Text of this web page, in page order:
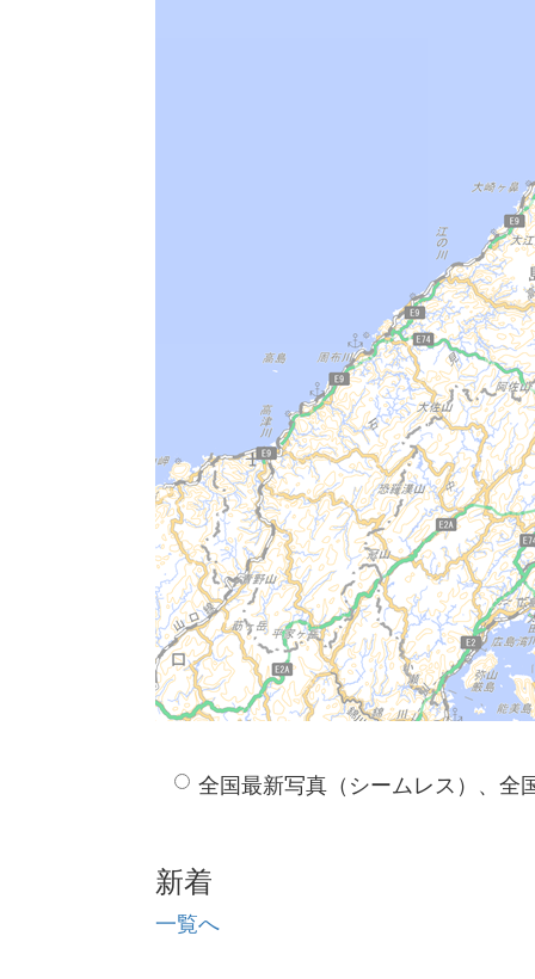
全国最新写真（シームレス）、全
新着
一覧へ